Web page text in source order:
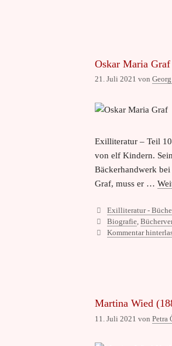
Oskar Maria
21. Juli 2021 von
Exilliteratur – Teil
von elf Kindern.
Bäckerhandwerk
Graf, muss er …
Kategorien
Exilliteratur -
Schlagwörter
Biografie,
Kommentar
Martina Wied
11. Juli 2021 von Petra